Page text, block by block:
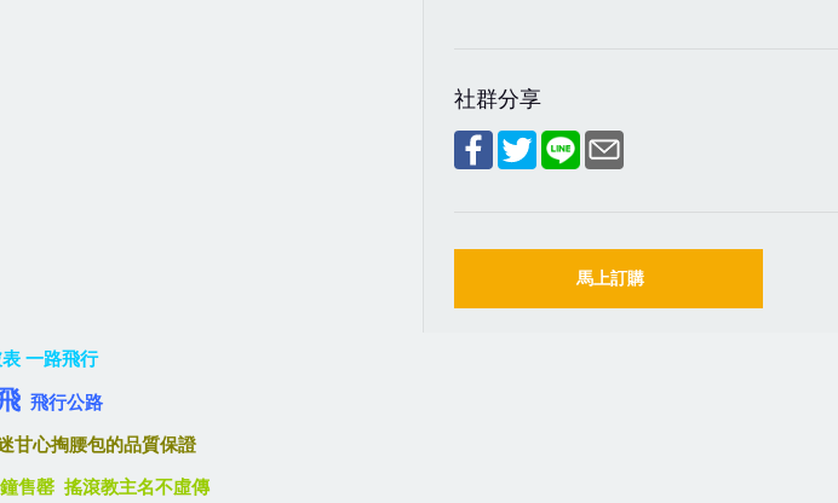
社群分享
馬上訂購
一路飛行
飛行公路
甘心掏腰包的品質保證
售罄 搖滾教主名不虛傳